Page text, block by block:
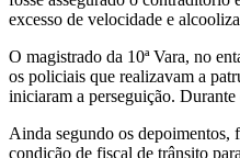
excesso de velocidade e
O magistrado da 10ª Vara, no
os policiais que realizavam a
iniciaram a perseguição.
Ainda segundo os depoimentos,
condição de fiscal de trânsito